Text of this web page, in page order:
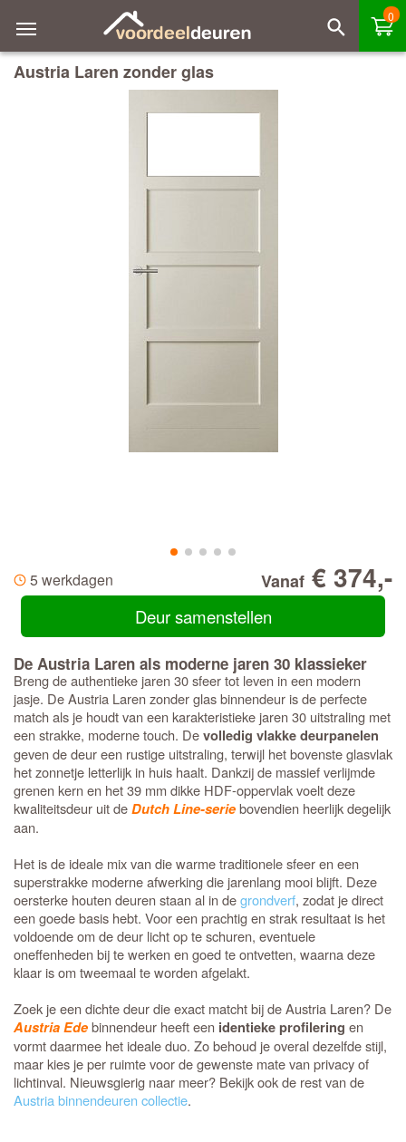
0
Austria Laren zonder glas
5 werkdagen Vanaf € 374,-
Deur samenstellen
De Austria Laren als moderne jaren 30 klassieker
Breng de authentieke jaren 30 sfeer tot leven in een modern
jasje. De Austria Laren zonder glas binnendeur is de perfecte
match als je houdt van een karakteristieke jaren 30 uitstraling met
een strakke, moderne touch. Devolledig vlakke deurpanelen
geven de deur een rustige uitstraling, terwijl het bovenste glasvlak
het zonnetje letterlijk in huis haalt. Dankzij de massief verlijmde
grenen kern en het 39 mm dikke HDF-oppervlak voelt deze
kwaliteitsdeur uit deDutch Line-seriebovendien heerlijk degelijk
aan.
Het is de ideale mix van die warme traditionele sfeer en een
superstrakke moderne afwerking die jarenlang mooi blijft. Deze
oersterke houten deuren staan al in degrondverf, zodat je direct
een goede basis hebt. Voor een prachtig en strak resultaat is het
voldoende om de deur licht op te schuren, eventuele
oneffenheden bij te werken en goed te ontvetten, waarna deze
klaar is om tweemaal te worden afgelakt.
Zoek je een dichte deur die exact matcht bij de Austria Laren? De
Austria Edebinnendeur heeft een identieke profilering en
vormt daarmee het ideale duo. Zo behoud je overal dezelfde stijl,
maar kies je per ruimte voor de gewenste mate van privacy of
lichtinval. Nieuwsgierig naar meer? Bekijk ook de rest van de
Austria binnendeuren collectie.